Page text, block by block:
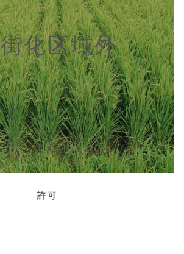
化区域外
許可